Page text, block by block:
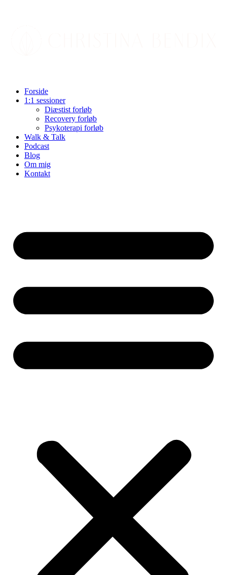
Forside
1:1 sessioner
Diæstist forløb
Recovery forløb
Psykoterapi forløb
Walk & Talk
Podcast
Blog
Om mig
Kontakt